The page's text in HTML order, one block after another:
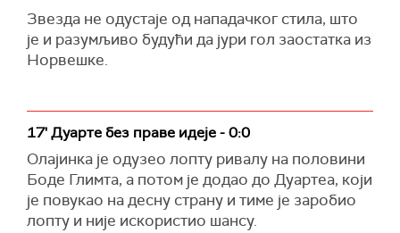
Звезда не одустаје од нападачког стила, што
је и разумљиво будући да јури гол заостатка из
Норвешке.
17' Дуарте без праве идеје - 0:0
Олајинка је одузео лопту ривалу на половини
Боде Глимта, а потом је додао до Дуартеа, који
је повукао на десну страну и тиме је заробио
лопту и није искористио шансу.